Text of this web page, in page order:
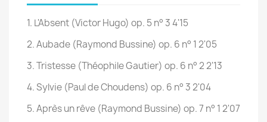
1. L'Absent (Victor Hugo) op. 5 n° 3 4'15
2. Aubade (Raymond Bussine) op. 6 n° 1 2'05
3. Tristesse (Théophile Gautier) op. 6 n° 2 2'13
4. Sylvie (Paul de Choudens) op. 6 n° 3 2'04
5. Après un rêve (Raymond Bussine) op. 7 n° 1 2'07